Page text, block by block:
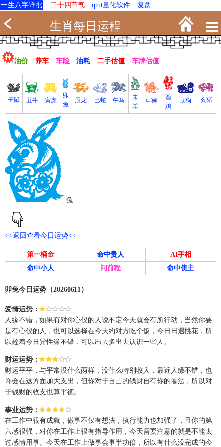
一生八字详批 二十四节气 qmt量化软件 复盘
生肖每日运程
油价 养车 车险 油耗 二手估值 车牌估值
子鼠 丑牛 寅虎
卯
兔
辰龙 巳蛇 午马
未
羊
申猴
酉
鸡
戌狗 亥猪
兔
>>返回查看今日运势<<
第一桶金 命中贵人
AI手相
命中小人
问前程 命中债主
卯兔今日运势（20260611）
爱情运势：
人缘不错，如果有对你心仪的人说不定今天就会有所行动，当然你要
是有心仪的人，也可以选择在今天约对方吃个饭，今日日遇桃花，所
以趁着今日异性缘不错，可以出去多出去认识一些人。
财运运势：
财运平平，与平常没什么两样，没什么特别收入，最近人缘不错，也
许会在这方面加大支出，但你对于自己的钱财自有你的看法，所以对
于钱财的收支也算平衡。
事业运势：
在工作中很有成就，做事不仅有想法，执行能力也加强了，且你的第
六感很强，对你在工作上很有指导作用，今天需要注意的就是不能太
过感情用事。今天在工作上做事会事半功倍，所以有什么没完成的今